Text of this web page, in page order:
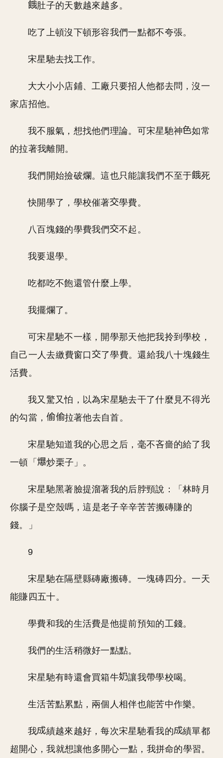
肚子的天數越來越多。
吃了上頓沒下頓形容我們一點都不夸張。
宋星馳去找工作。
大大小小店鋪、工廠只要招人他都去問，沒一
家店招他。
我不服氣，想找他們理論。可宋星馳神
如常
的拉著我離開。
我們開始撿破爛。這也只能讓我們不至于 死
快開學了，學校催著 學費。
八百塊錢的學費我們 不起。
我要退學。
吃都吃不飽還管什麼上學。
我擺爛了。
可宋星馳不一樣，開學那天他把我拎到學校，
自己一人去繳費窗口
了學費。還給我八十塊錢生
活費。
我又驚又怕，以為宋星馳去干了什麼見不得
的勾當，
拉著他去自首。
宋星馳知道我的心思之后，毫不吝嗇的給了我
一頓「
炒栗子」。
宋星馳黑著臉提溜著我的后脖頸說：「林時月
你腦子是空殼嗎，這是老子辛辛苦苦搬磚賺的
錢。」
9
宋星馳在隔壁縣磚廠搬磚。一塊磚四分。一天
能賺四五十。
學費和我的生活費是他提前預知的工錢。
我們的生活稍微好一點點。
宋星馳有時還會買箱牛 讓我帶學校喝。
生活苦點累點，兩個人相伴也能苦中作樂。
我 績越來越好，每次宋星馳看我的
績單都
超開心，我就想讓他多開心一點，我拼命的學習。